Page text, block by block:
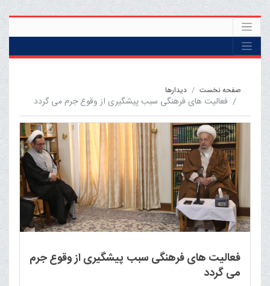
صفحه نخست ديدارها
فعالیت های فرهنگی سبب پیشگیری از وقوع جرم می گردد
فعالیت های فرهنگی سبب پیشگیری از وقوع جرم
می گردد